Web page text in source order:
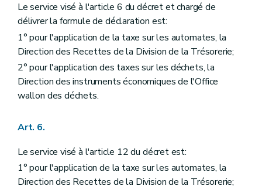
Le service visé à l'article 6 du décret et chargé de
délivrer la formule de déclaration est:
1° pour l'application de la taxe sur les automates, la
Direction des Recettes de la Division de la Trésorerie;
2° pour l'application des taxes sur les déchets, la
Direction des instruments économiques de l'Office
wallon des déchets.
Art. 6.
Le service visé à l'article 12 du décret est:
1° pour l'application de la taxe sur les automates, la
Direction des Recettes de la Division de la Trésorerie;